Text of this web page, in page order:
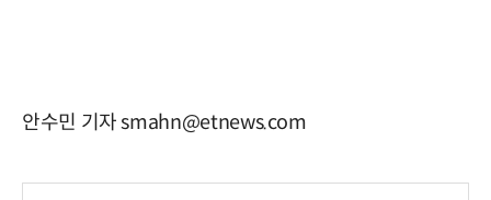
안수민 기자 smahn@etnews.com